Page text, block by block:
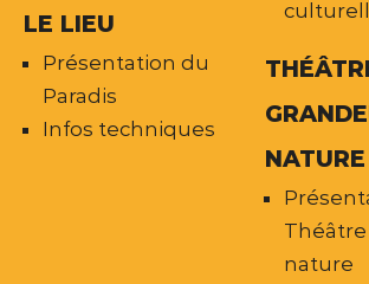
LE LIEU
Présentation du
Paradis
Infos techniques
NATURE
nature